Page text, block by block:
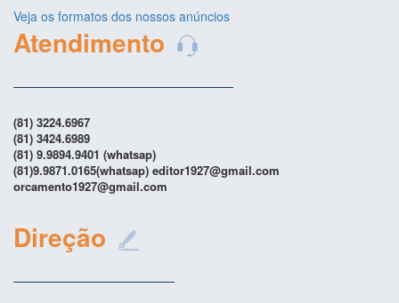
Veja os formatos dos nossos anúncios
Atendimento
(81) 3224.6967
(81) 3424.6989
(81) 9.9894.9401 (whatsap)
(81)9.9871.0165(whatsap) editor1927@gmail.com
orcamento1927@gmail.com
Direção